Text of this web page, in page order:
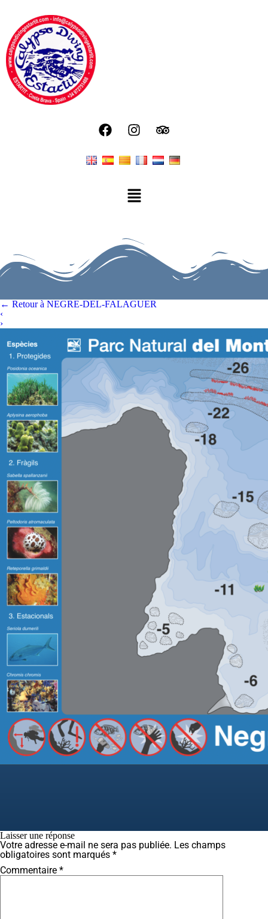
← Retour à NEGRE-DEL-FALAGUER
‹
›
Laisser une réponse
Votre adresse e-mail ne sera pas publiée. Les champs
obligatoires sont marqués *
Commentaire *